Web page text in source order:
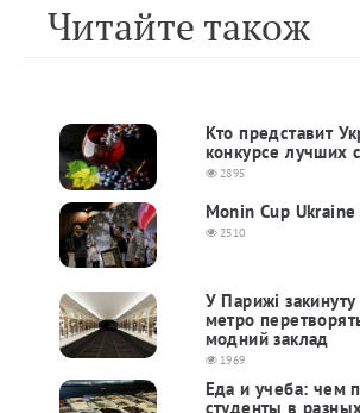
Читайте також
Кто представит
конкурсе лучших
2895
Monin Cup
2510
У Парижі закинуту
метро
модний заклад
1969
Еда и учеба: чем
студенты в